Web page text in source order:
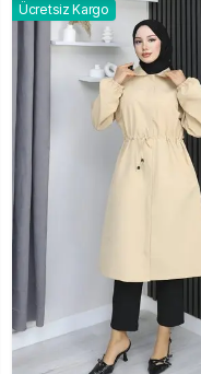
Ücretsiz Kargo